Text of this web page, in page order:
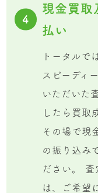
4
現金買取
払い
トータルで
スピーディ
いただいた
したら買取
その場で現
の振り込み
ださい。 査
は、ご希望